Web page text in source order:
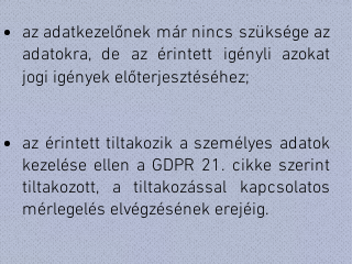
az adatkezelőnek már nincs szüksége az
adatokra, de az érintett igényli azokat
jogi igények előterjesztéséhez;
az érintett tiltakozik a személyes adatok
kezelése ellen a GDPR 21. cikke szerint
tiltakozott, a tiltakozással kapcsolatos
mérlegelés elvégzésének erejéig.